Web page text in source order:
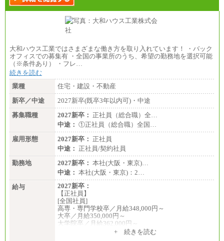
※職種8）を除き、正社員の場合勤務地は本社のみと
なります
※交通費：月5万円まで
札幌 ：時給1,100円～1,450円
東京 ：時給1,226円～1,400円
横浜 ：時給1,225円～
川口 ：時給1,150円～
佐世保：時給1,035円～
沖縄 ：時給1,025円～1,350円
※給与は実務経験・職種・配属部署によって異なり
※交通費：月5万円まで
大和ハウス工業ではさまざまな働き方を取り入れています！ ・バック
オフィスでの募集有 ・全国の事業所のうち、希望の勤務地を選択可能
（※条件あり） ・フレ…
続きを読む
業種
住宅・建設・不動産
新卒／中途
2027新卒(既卒3年以内可)・中途
募集職種
2027新卒： 正社員（総合職）全…
中途： ①正社員（総合職）全国…
雇用形態
2027新卒： 正社員
中途： 正社員/契約社員
勤務地
2027新卒： 本社(大阪・東京)…
中途： 本社(大阪・東京)：2…
給与
2027新卒：
【正社員】
[全国社員]
高専・専門学校卒／月給348,000円～
大卒／月給350,000円～
大学院卒／月給362,000円～
[地域社員]月給295,000円～+ 続きを読む